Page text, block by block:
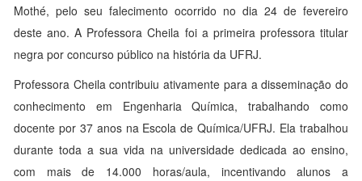
Mothé, pelo seu falecimento ocorrido no dia 24 de fevereiro
deste ano. A Professora Cheila foi a primeira professora titular
negra por concurso público na história da UFRJ.
Professora Cheila contribuiu ativamente para a disseminação do
conhecimento em Engenharia Química, trabalhando como
docente por 37 anos na Escola de Química/UFRJ. Ela trabalhou
durante toda a sua vida na universidade dedicada ao ensino,
com mais de 14.000 horas/aula, incentivando alunos a